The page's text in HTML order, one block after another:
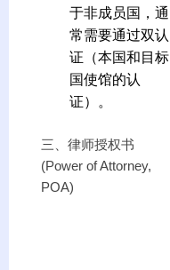
于非成员国，通
常需要通过双认
证（本国和目标
国使馆的认
证）。
三、律师授权书
(Power of Attorney,
POA)